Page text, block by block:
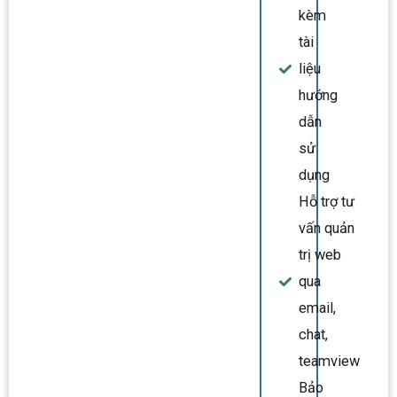
kèm
tài
liệu
hướng
dẫn
sử
dụng
Hỗ trợ tư
vấn quản
trị web
qua
email,
chat,
teamview
Bảo